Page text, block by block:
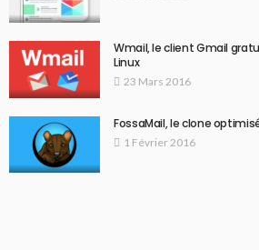
Wmail, le client Gmail
Linux
23 Mars 2016
FossaMail, le clone
1 Février 2016